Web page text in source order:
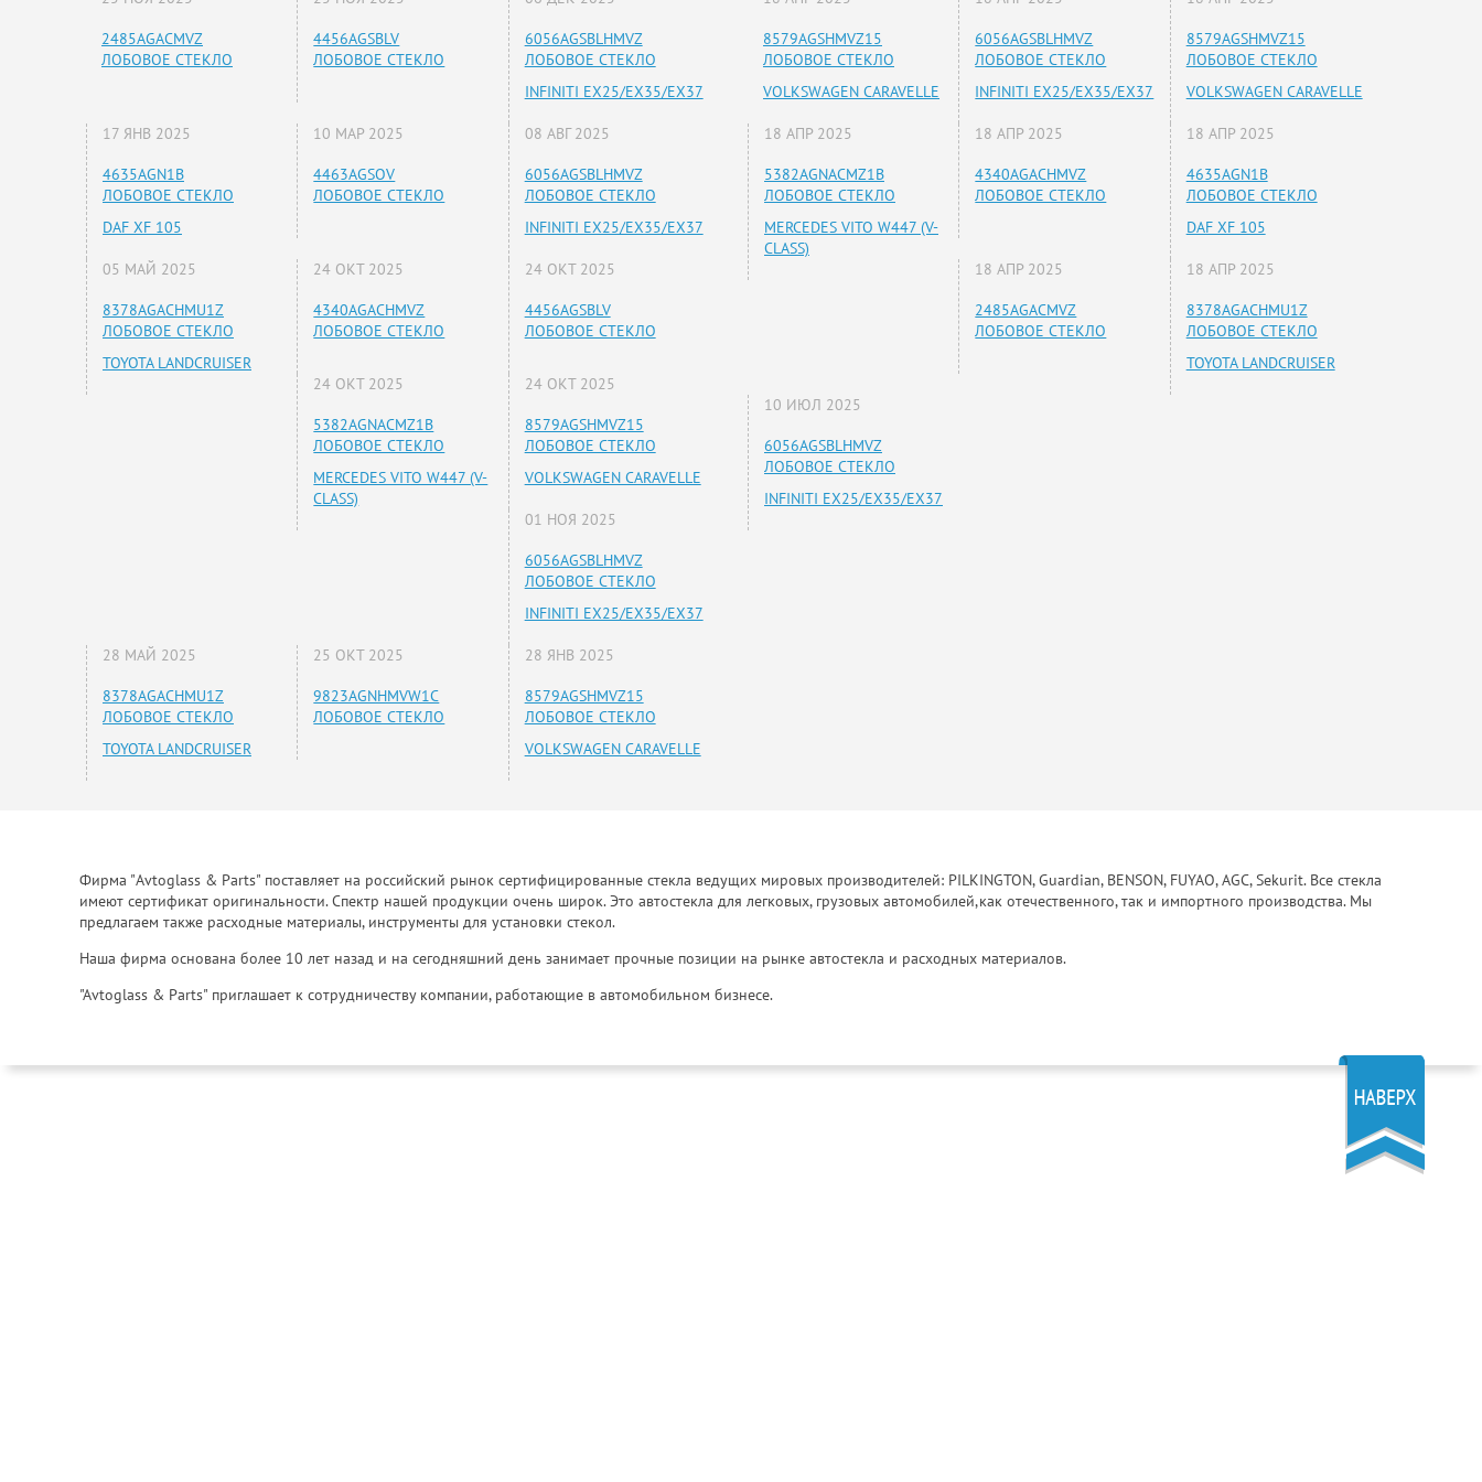
2485AGACMVZ
ЛОБОВОЕ СТЕКЛО
4456AGSBLV
ЛОБОВОЕ СТЕКЛО
6056AGSBLHMVZ
ЛОБОВОЕ СТЕКЛО
INFINITI EX25/EX35/EX37
17 ЯНВ 2025
4635AGN1B
ЛОБОВОЕ СТЕКЛО
DAF XF 105
10 МАР 2025
4463AGSOV
ЛОБОВОЕ СТЕКЛО
08 АВГ 2025
6056AGSBLHMVZ
ЛОБОВОЕ СТЕКЛО
INFINITI EX25/EX35/EX37
05 МАЙ 2025
8378AGACHMU1Z
ЛОБОВОЕ СТЕКЛО
TOYOTA LANDCRUISER
24 ОКТ 2025
4340AGACHMVZ
ЛОБОВОЕ СТЕКЛО
24 ОКТ 2025
4456AGSBLV
ЛОБОВОЕ СТЕКЛО
24 ОКТ 2025
5382AGNACMZ1B
ЛОБОВОЕ СТЕКЛО
MERCEDES VITO W447 (V-
CLASS)
24 ОКТ 2025
8579AGSHMVZ15
ЛОБОВОЕ СТЕКЛО
VOLKSWAGEN CARAVELLE
01 НОЯ 2025
6056AGSBLHMVZ
ЛОБОВОЕ СТЕКЛО
INFINITI EX25/EX35/EX37
28 МАЙ 2025
8378AGACHMU1Z
ЛОБОВОЕ СТЕКЛО
TOYOTA LANDCRUISER
25 ОКТ 2025
9823AGNHMVW1C
ЛОБОВОЕ СТЕКЛО
28 ЯНВ 2025
8579AGSHMVZ15
ЛОБОВОЕ СТЕКЛО
VOLKSWAGEN CARAVELLE
8579AGSHMVZ15
ЛОБОВОЕ СТЕКЛО
VOLKSWAGEN CARAVELLE
6056AGSBLHMVZ
ЛОБОВОЕ СТЕКЛО
INFINITI EX25/EX35/EX37
8579AGSHMVZ15
ЛОБОВОЕ СТЕКЛО
VOLKSWAGEN CARAVELLE
18 АПР 2025
5382AGNACMZ1B
ЛОБОВОЕ СТЕКЛО
MERCEDES VITO W447 (V-
CLASS)
18 АПР 2025
4340AGACHMVZ
ЛОБОВОЕ СТЕКЛО
18 АПР 2025
4635AGN1B
ЛОБОВОЕ СТЕКЛО
DAF XF 105
18 АПР 2025
2485AGACMVZ
ЛОБОВОЕ СТЕКЛО
18 АПР 2025
8378AGACHMU1Z
ЛОБОВОЕ СТЕКЛО
TOYOTA LANDCRUISER
10 ИЮЛ 2025
6056AGSBLHMVZ
ЛОБОВОЕ СТЕКЛО
INFINITI EX25/EX35/EX37
Фирма "Avtoglass & Parts" поставляет на российский рынок сертифицированные стекла ведущих мировых производителей: PILKINGTON, Guardian, BENSON, FUYAO, AGC, Sekurit. Все стекла
имеют сертификат оригинальности. Спектр нашей продукции очень широк. Это автостекла для легковых, грузовых автомобилей,как отечественного, так и импортного производства. Мы
предлагаем также расходные материалы, инструменты для установки стекол.
Наша фирма основана более 10 лет назад и на сегодняшний день занимает прочные позиции на рынке автостекла и расходных материалов.
"Avtoglass & Parts" приглашает к сотрудничеству компании, работающие в автомобильном бизнесе.